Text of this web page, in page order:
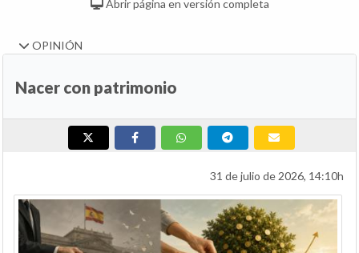
Abrir página en versión completa
OPINIÓN
Nacer con patrimonio
31 de julio de 2026, 14:10h